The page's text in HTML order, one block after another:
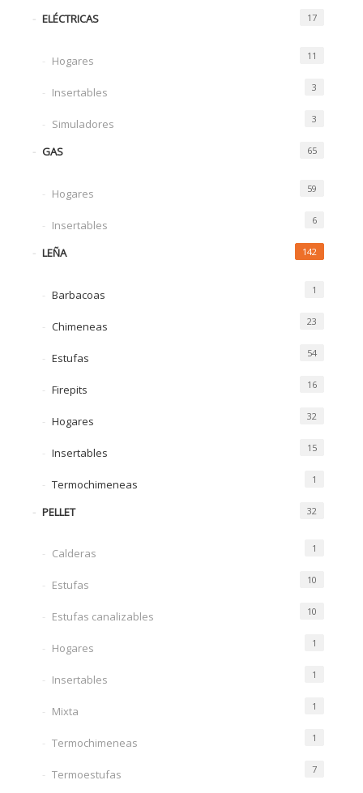
ELÉCTRICAS 17
Hogares 11
Insertables 3
Simuladores 3
GAS 65
Hogares 59
Insertables 6
LEÑA 142
Barbacoas 1
Chimeneas 23
Estufas 54
Firepits 16
Hogares 32
Insertables 15
Termochimeneas 1
PELLET 32
Calderas 1
Estufas 10
Estufas canalizables 10
Hogares 1
Insertables 1
Mixta 1
Termochimeneas 1
Termoestufas 7